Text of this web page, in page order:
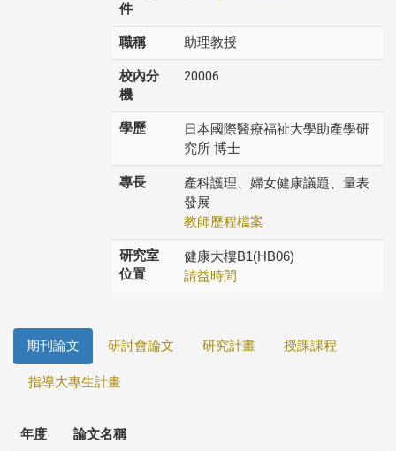
件
職稱 助理教授
校內分
機
20006
學歷
日本國際醫療福祉大學助產學研
究所 博士
專長
產科護理、婦女健康議題、量表
發展
教師歷程檔案
研究室
位置
健康大樓B1(HB06)
請益時間
期刊論文 研討會論文 研究計畫 授課課程
指導大專生計畫
年度 論文名稱